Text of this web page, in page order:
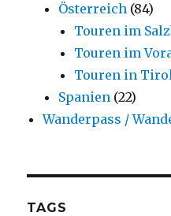
Österreich (84)
Touren im
Touren im
Touren in
Spanien (22)
Wanderpass /
TAGS